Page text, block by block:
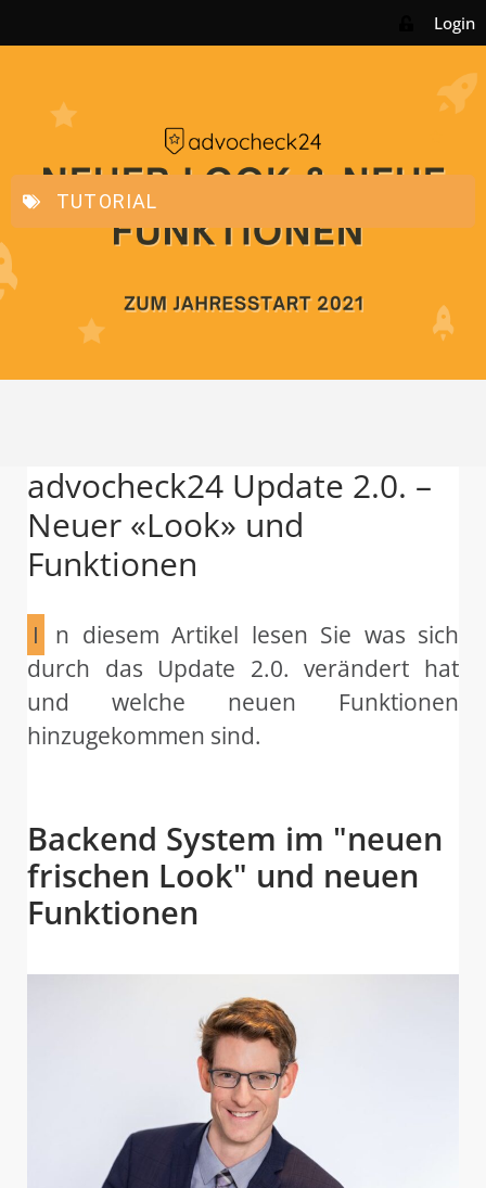
Login
TUTORIAL
advocheck24 Update 2.0. –
Neuer «Look» und
Funktionen
I
n diesem Artikel lesen Sie was sich
durch das Update 2.0. verändert hat
und welche neuen Funktionen
hinzugekommen sind.
Backend System im "neuen
frischen Look" und neuen
Funktionen